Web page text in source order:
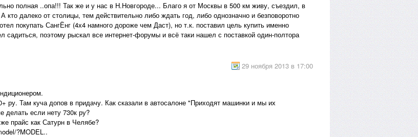
полная ..опа!!! Так же и у нас в Н.Новгороде... Благо я от Москвы в 500 км живу, съездил, в
кто далеко от столицы, тем действительно либо ждать год, либо однозначно и безповоротно
покупать СангЁнг (4х4 намного дороже чем Даст), но т.к. поставил цель купить именно
садиться, поэтому рыскал все интернет-форумы и всё таки нашел с поставкой один-полтора
29 ноября 2013 в 17:00
ру. Там куча допов в придачу. Как сказали в автосалоне "Приходят машинки и мы их
делать если нету 730к ру?
прайс как Сатурн в Челябе?
?MODEL..